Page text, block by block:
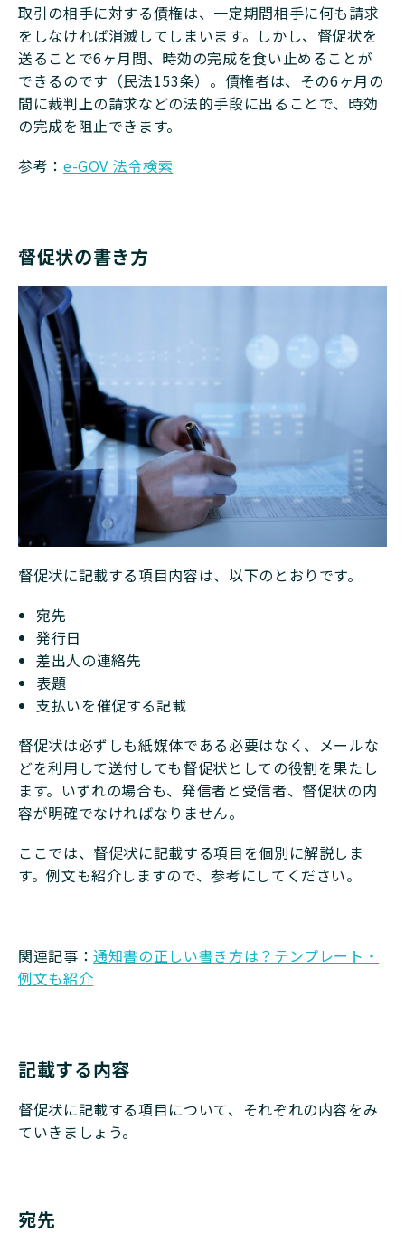
取引の相手に対する債権は、一定期間相手に何も請求
をしなければ消滅してしまいます。しかし、督促状を
送ることで6ヶ月間、時効の完成を食い止めることが
できるのです（民法153条）。債権者は、その6ヶ月の
間に裁判上の請求などの法的手段に出ることで、時効
の完成を阻止できます。
参考： e-GOV 法令検索
督促状の書き方
督促状に記載する項目内容は、以下のとおりです。
宛先
発行日
差出人の連絡先
表題
支払いを催促する記載
督促状は必ずしも紙媒体である必要はなく、メールな
どを利用して送付しても督促状としての役割を果たし
ます。いずれの場合も、発信者と受信者、督促状の内
容が明確でなければなりません。
ここでは、督促状に記載する項目を個別に解説しま
す。例文も紹介しますので、参考にしてください。
関連記事：通知書の正しい書き方は？テンプレート・
例文も紹介
記載する内容
督促状に記載する項目について、それぞれの内容をみ
ていきましょう。
宛先